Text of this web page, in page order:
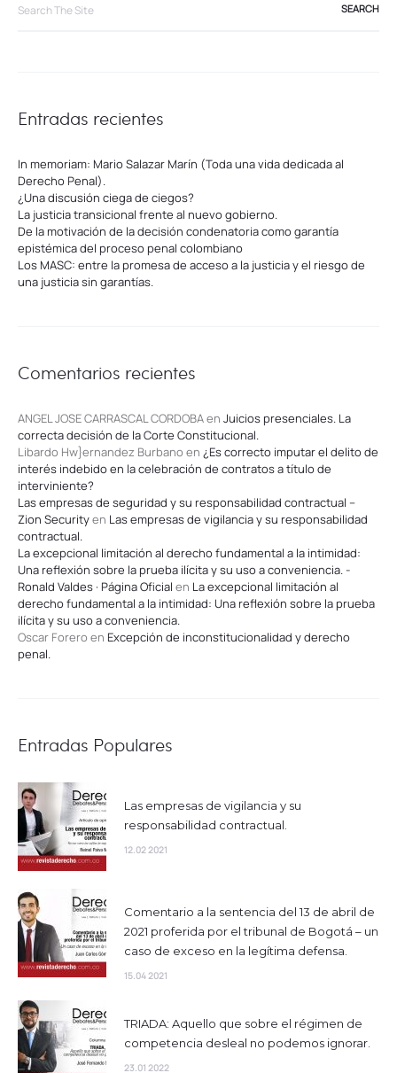
Entradas recientes
In memoriam: Mario Salazar Marín (Toda una vida dedicada al
Derecho Penal).
¿Una discusión ciega de ciegos?
La justicia transicional frente al nuevo gobierno.
De la motivación de la decisión condenatoria como garantía
epistémica del proceso penal colombiano
Los MASC: entre la promesa de acceso a la justicia y el riesgo de
una justicia sin garantías.
Comentarios recientes
ANGEL JOSE CARRASCAL CORDOBAen Juicios presenciales. La
correcta decisión de la Corte Constitucional.
Libardo Hw}ernandez Burbano en ¿Es correcto imputar el delito de
interés indebido en la celebración de contratos a título de
interviniente?
Las empresas de seguridad y su responsabilidad contractual –
Zion Securityen Las empresas de vigilancia y su responsabilidad
contractual.
La excepcional limitación al derecho fundamental a la intimidad:
Una reflexión sobre la prueba ilícita y su uso a conveniencia. -
Ronald Valdes · Página Oficial en La excepcional limitación al
derecho fundamental a la intimidad: Una reflexión sobre la prueba
ilícita y su uso a conveniencia.
Oscar Forero en Excepción de inconstitucionalidad y derecho
penal.
Entradas Populares
Las empresas de vigilancia y su
responsabilidad contractual.
12.02 2021
Comentario a la sentencia del 13 de abril de
2021 proferida por el tribunal de Bogotá – un
caso de exceso en la legítima defensa.
15.04 2021
TRIADA: Aquello que sobre el régimen de
competencia desleal no podemos ignorar.
23.01 2022